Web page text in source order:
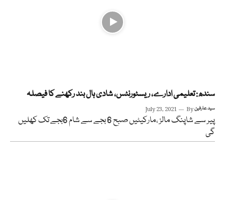
سندھ: تعلیمی ادارے، ریسٹورنٹس، شادی ہال بند رکھنے کا فیصلہ
July 23, 2021 Byسید عارفین
پیر سے شاپنگ مالز ،مارکیٹیں صبح 6 بجے سے شام 6بجے تک کھلیں
گی